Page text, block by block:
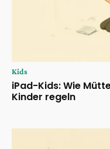
Kids
iPad-Kids: Wie
Kinder regeln